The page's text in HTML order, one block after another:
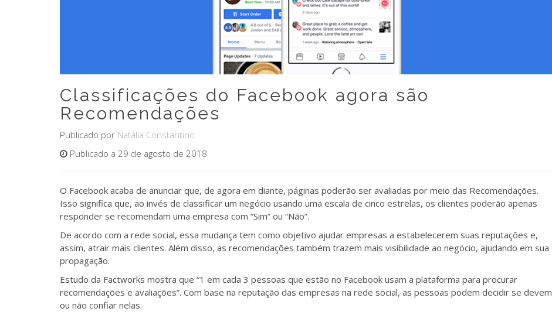
Classificações do Facebook agora são
Recomendações
Publicado por Natália Constantino
Publicado a 29 de agosto de 2018
O Facebook acaba de anunciar que, de agora em diante, páginas poderão ser avaliadas por meio das Recomendações.
Isso significa que, ao invés de classificar um negócio usando uma escala de cinco estrelas, os clientes poderão apenas
responder se recomendam uma empresa com “Sim” ou “Não”.
De acordo com a rede social, essa mudança tem como objetivo ajudar empresas a estabelecerem suas reputações e,
assim, atrair mais clientes. Além disso, as recomendações também trazem mais visibilidade ao negócio, ajudando em sua
propagação.
Estudo da Factworks mostra que “1 em cada 3 pessoas que estão no Facebook usam a plataforma para procurar
recomendações e avaliações”. Com base na reputação das empresas na rede social, as pessoas podem decidir se devem
ou não confiar nelas.